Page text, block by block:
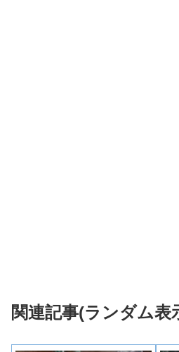
関連記事(ランダム表